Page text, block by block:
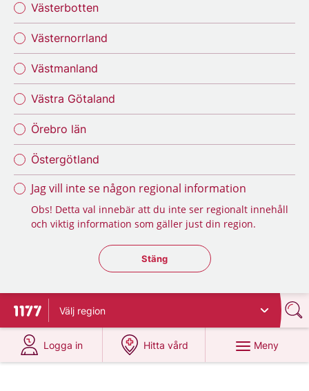
Västerbotten
Västernorrland
Västmanland
Västra Götaland
Örebro län
Östergötland
Jag vill inte se någon regional information
Obs! Detta val innebär att du inte ser regionalt innehåll
och viktig information som gäller just din region.
Stäng regionsväljaren
Stäng
Till startsidan för 1177
Välj region
Logga in
på 1177.se
Hitta vård
på 1177.se
Meny